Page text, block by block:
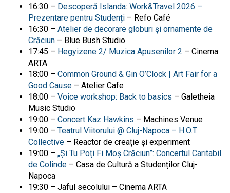
16:30 – Descoperă Islanda: Work&Travel 2026 –
Prezentare pentru Studenți – Refo Café
16:30 – Atelier de decorare globuri și ornamente de
Crăciun – Blue Bush Studio
17:45 – Hegyizene 2/ Muzica Apusenilor 2 – Cinema
ARTA
18:00 – Common Ground & Gin O’Clock | Art Fair for a
Good Cause – Atelier Cafe
18:00 – Voice workshop: Back to basics – Galetheia
Music Studio
19:00 – Concert Kaz Hawkins – Machines Venue
19:00 – Teatrul Viitorului @ Cluj-Napoca – H.O.T.
Collective – Reactor de creație și experiment
19:00 – „Și Tu Poți Fi Moș Crăciun”: Concertul Caritabil
de Colinde – Casa de Cultură a Studenților Cluj-
Napoca
19:30 – Jaful secolului – Cinema ARTA